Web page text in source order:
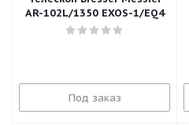
AR-102L/1350 EXOS-1/EQ4
Под заказ